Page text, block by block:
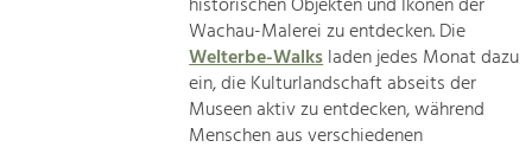
historischen Objekten und Ikonen der
Wachau-Malerei zu entdecken. Die
Welterbe-Walksladen jedes Monat dazu
ein, die Kulturlandschaft abseits der
Museen aktiv zu entdecken, während
Menschen aus verschiedenen